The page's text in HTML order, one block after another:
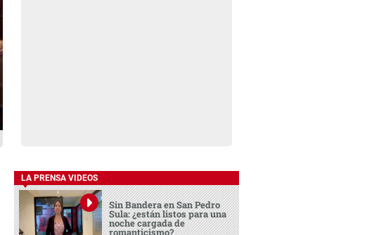
LA PRENSA VIDEOS
Sin Bandera en San Pedro
Sula: ¿están listos para una
noche cargada de
romanticismo?